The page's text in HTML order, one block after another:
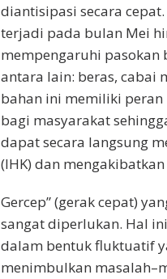
diantisipasi secara
terjadi pada bulan Mei
mempengaruhi pasokan
antara lain: beras, cabai
bahan ini memiliki
bagi masyarakat
dapat secara langsung
(IHK) dan
Gercep” (gerak cepat)
sangat diperlukan. Hal
dalam bentuk fluktuatif
menimbulkan